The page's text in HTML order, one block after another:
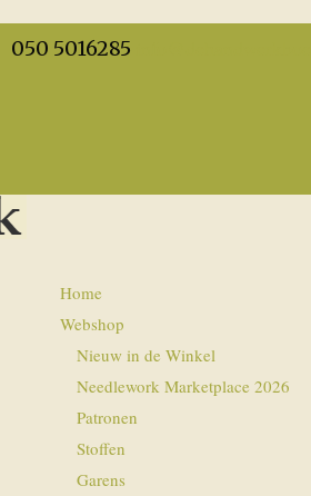
050 5016285
Home
Webshop
Nieuw in de Winkel
Needlework Marketplace 2026
Patronen
Stoffen
Garens